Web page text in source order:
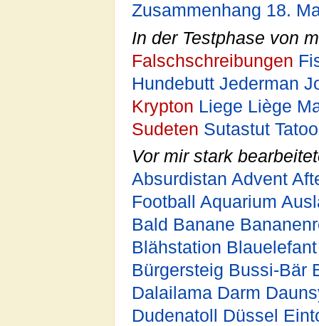
Zusammenhang 18.
In der Testphase von
Falschschreibungen
Hundebutt Jederman
Krypton Liege Liège
Sudeten Sutastut
Vor mir stark
Absurdistan Advent
Football
Aquarium
Bald Banane
Blähstation Blauelefant
Bürgersteig Bussi-Bär
Dalailama Darm
Dudenatoll
Düssel